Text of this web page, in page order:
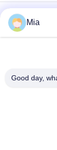
einzelnen
Mia
Good day,